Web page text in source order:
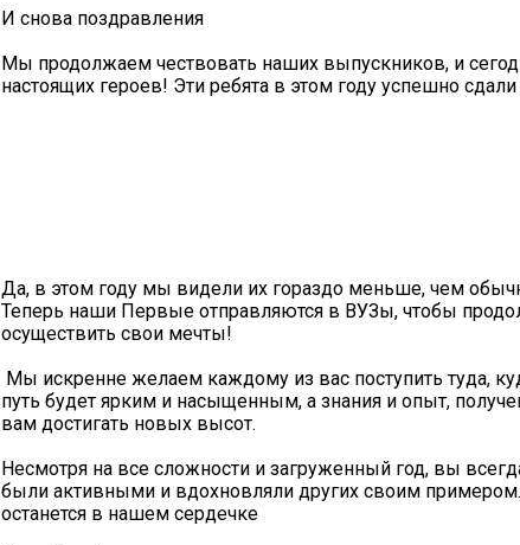
И снова поздравления
Мы продолжаем чествовать наших выпускников, и
настоящих героев! Эти ребята в этом году успешно
Да, в этом году мы видели их гораздо меньше, чем
Теперь наши Первые отправляются в ВУЗы, чтобы
осуществить свои мечты!
Мы искренне желаем каждому из вас поступить туда,
путь будет ярким и насыщенным, а знания и опыт,
вам достигать новых высот.
Несмотря на все сложности и загруженный год, вы
были активными и вдохновляли других своим
останется в нашем сердечке